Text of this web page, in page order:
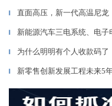
▎ 直面高压，新一代高温尼龙
▎ 新能源汽车三电系统、电
▎ 为什么明明有个人收款码
▎ 新零售创新发展工程未来5